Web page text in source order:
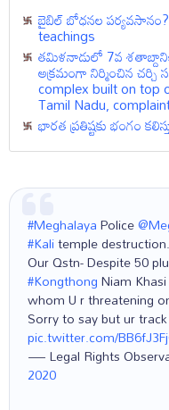
బైబిల్ బోధనల పర్యవసానం?
teachings
తమిళనాడులో 7వ
అక్రమంగా నిర్మించిన
complex built on top
Tamil Nadu,
భారత ప్రతిష్టకు భంగం
#MeghalayaPolice
#Kalitemple destruction.
Our Qstn- Despite 50
#KongthongNiam
whom U r threatening
Sorry to say but ur
pic.twitter.com/
— Legal Rights
2020